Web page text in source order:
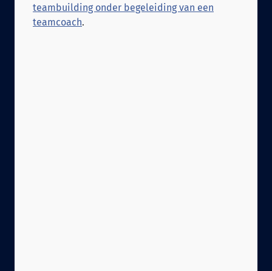
teambuilding onder begeleiding van een
teamcoach.